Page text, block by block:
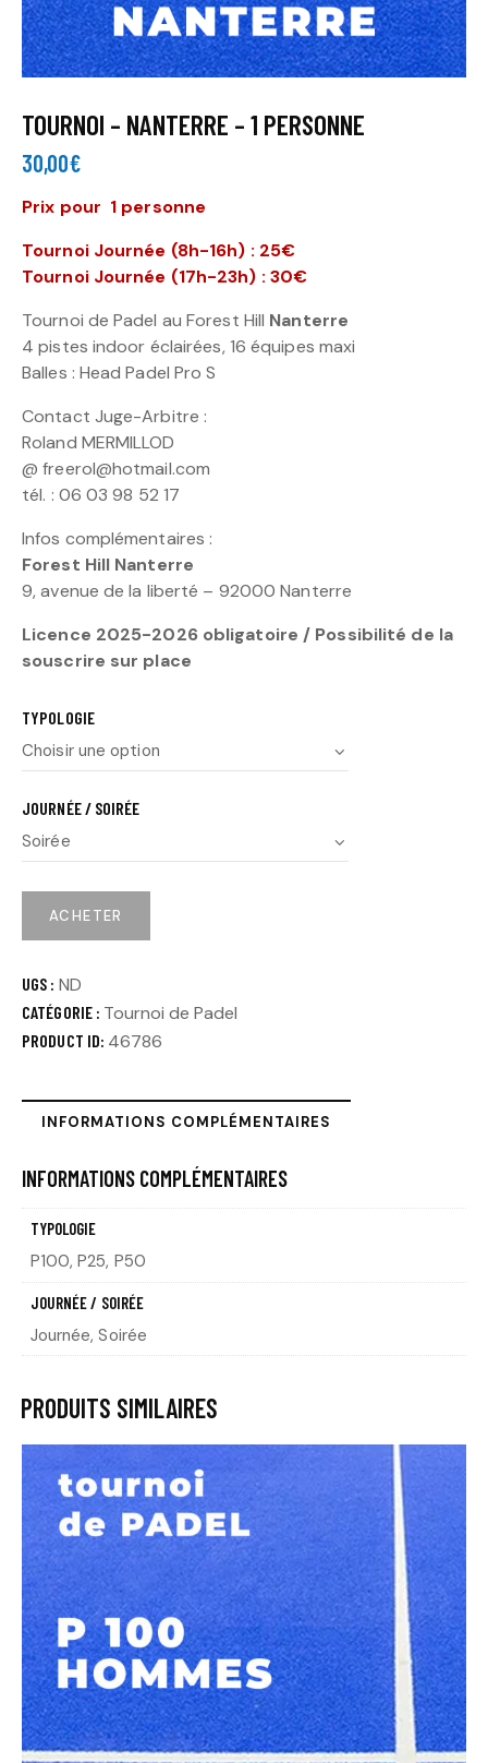
TOURNOI – NANTERRE – 1 PERSONNE
30,00€
Prix pour 1 personne
Tournoi Journée (8h-16h) : 25€
Tournoi Journée (17h-23h) : 30€
Tournoi de Padel au Forest Hill Nanterre
4 pistes indoor éclairées, 16 équipes maxi
Balles : Head Padel Pro S
Contact Juge-Arbitre :
Roland MERMILLOD
@ freerol@hotmail.com
tél. : 06 03 98 52 17
Infos complémentaires :
Forest Hill Nanterre
9, avenue de la liberté – 92000 Nanterre
Licence 2025-2026 obligatoire / Possibilité de la
souscrire sur place
TYPOLOGIE
JOURNÉE / SOIRÉE
ACHETER
UGS : ND
CATÉGORIE : Tournoi de Padel
PRODUCT ID: 46786
INFORMATIONS COMPLÉMENTAIRES
INFORMATIONS COMPLÉMENTAIRES
TYPOLOGIE
P100, P25, P50
JOURNÉE / SOIRÉE
Journée, Soirée
PRODUITS SIMILAIRES